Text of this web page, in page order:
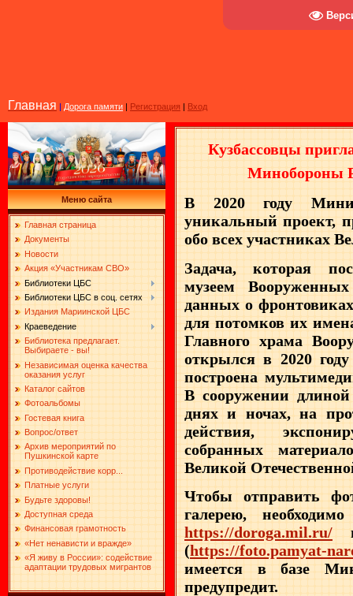
Главная | Дорога памяти | Регистрация | Вход
Меню сайта
Главная страница
Документы
Новости
Акция «Участникам СВО»
Библиотеки ЦБС
Библиотеки ЦБС в соц. сетях
Издания Мариинской ЦБС
Краеведение
Библиотека предлагает.
Выбираете - вы!
Независимая оценка качества
оказания услуг
Каталог сайтов
Фотоальбомы
Гостевая книга
Вопрос/ответ
Архив мероприятий по
Пушкинской карте
Противодействие корр...
Платные услуги
Будьте здоровы!
Доступная среда
Финансовая грамотность
«Нет ненависти и вражде»
«Я живу в России»: содействие
адаптации трудовых мигрантов
Кузбассовцы
Минобороны
В 2020 году
уникальный проект,
обо всех участниках
Задача, которая
музеем
данных о
для потомков их
Главного храма
открылся в 2020
построена
В сооружении
днях и ночах, на
действия,
собранных
Великой
Чтобы отправить
галерею,
https://doroga.mil.ru/
(https://foto.pamyat-
имеется в базе
предупредит.